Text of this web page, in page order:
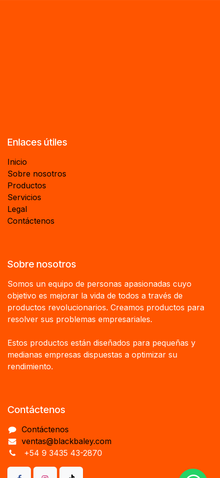
Enlaces útiles
Inicio
Sobre nosotros
Productos
Servicios
Legal
Contáctenos
Sobre nosotros
Somos un equipo de personas apasionadas cuyo
objetivo es mejorar la vida de todos a través de
productos revolucionarios. Creamos productos para
resolver sus problemas empresariales.
Estos productos están diseñados para pequeñas y
medianas empresas dispuestas a optimizar su
rendimiento.
Contáctenos
Contáctenos
ventas@blackbaley.com
+54 9 3435 43-2870